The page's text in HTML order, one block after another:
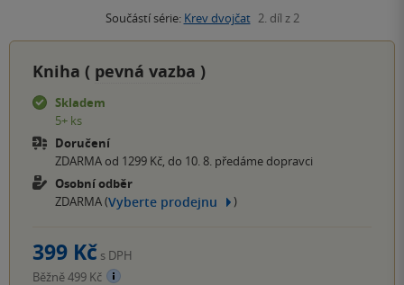
Součástí série: Krev dvojčat 2. díl z 2
Kniha ( pevná vazba )
Skladem
5+ ks
Doručení
ZDARMA od 1299 Kč, do 10. 8. předáme dopravci
Osobní odběr
ZDARMA (Vyberte prodejnu )
399 Kč s DPH
Běžně 499 Kč